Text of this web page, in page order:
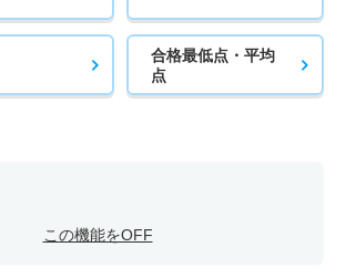
合格最低点・平均
点
この機能をOFF